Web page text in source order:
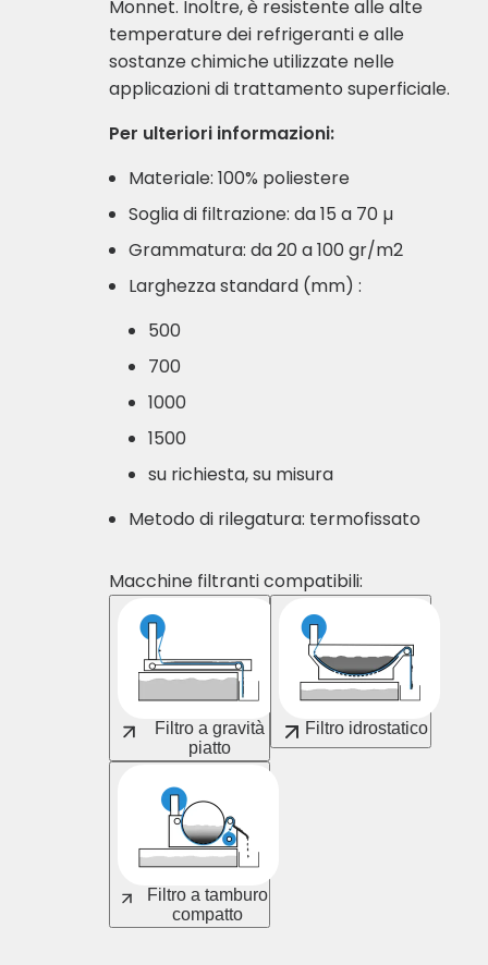
Monnet. Inoltre, è resistente alle alte
temperature dei refrigeranti e alle
sostanze chimiche utilizzate nelle
applicazioni di trattamento superficiale.
Per ulteriori informazioni:
Materiale: 100% poliestere
Soglia di filtrazione: da 15 a 70 µ
Grammatura: da 20 a 100 gr/m2
Larghezza standard (mm) :
500
700
1000
1500
su richiesta, su misura
Metodo di rilegatura: termofissato
Macchine filtranti compatibili:
Filtro a gravità
piatto
Filtro idrostatico
Filtro a tamburo
compatto